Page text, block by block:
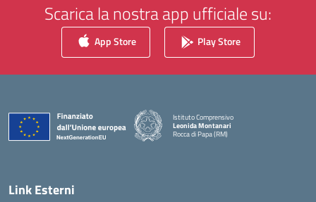
Scarica la nostra app ufficiale su:
App Store Play Store
Istituto Comprensivo
Leonida Montanari
Rocca di Papa (RM)
— Visita la pagina iniziale della scuola
Link Esterni